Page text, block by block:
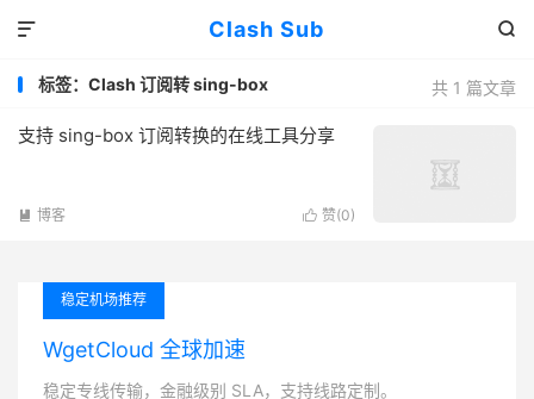
Clash Sub 

共 1 篇文章
标签：Clash 订阅转 sing-box
支持 sing-box 订阅转换的在线工具分享
 赞(0)
 博客
稳定机场推荐
WgetCloud 全球加速
稳定专线传输，金融级别 SLA，支持线路定制。